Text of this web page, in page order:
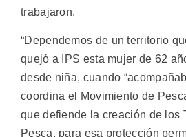
trabajaron.
“Dependemos de un territorio
quejó a IPS esta mujer de 62
desde niña, cuando
coordina el Movimiento de
que defiende la creación de los
Pesca, para esa protección